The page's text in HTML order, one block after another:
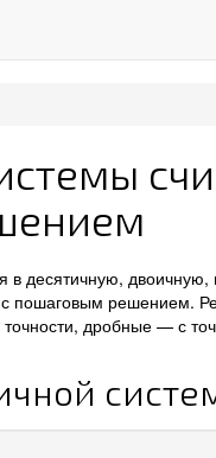
в десятичную,
решением.
дробные — с